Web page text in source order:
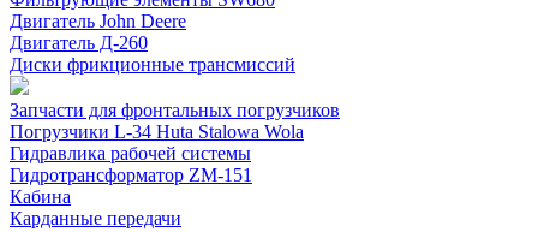
Двигатель John Deere
Двигатель Д-260
Диски фрикционные трансмиссий
Запчасти для фронтальных погрузчиков
Погрузчики L-34 Huta Stalowa Wola
Гидравлика рабочей системы
Гидротрансформатор ZM-151
Кабина
Карданные передачи